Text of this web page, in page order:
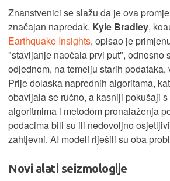
Znanstvenici se slažu da je ova
značajan napredak. Kyle Bradley,
Earthquake Insights, opisao je
"stavljanje naočala prvi put", odnosno
odjednom, na temelju starih
Prije dolaska naprednih algoritama,
obavljala se ručno, a kasniji pokušaji
algoritmima i metodom pronalaženja
podacima bili su ili nedovoljno
zahtjevni. AI modeli riješili su oba
Novi alati seizmologije